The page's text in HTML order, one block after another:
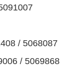
/ 5068087
/ 5069868